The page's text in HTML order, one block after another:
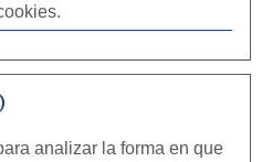
analizar la forma en que